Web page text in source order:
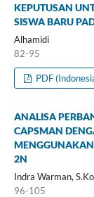
KEPUTUSAN
SISWA BARU
Alhamidi
82-95
PDF
ANALISA
CAPSMAN
2N
Indra Warman,
96-105